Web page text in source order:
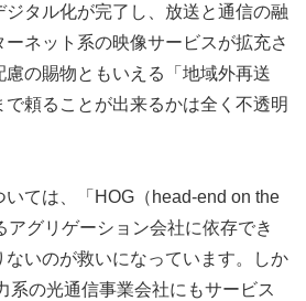
ジタル化が完了し、放送と通信の融
ネット系の映像サービスが拡充さ
の賜物ともいえる「地域外再送
頼ることが出来るかは全く不透明
ては、「HOG（head-end on the
アグリゲーション会社に依存でき
ないのが救いになっています。しか
系の光通信事業会社にもサービス